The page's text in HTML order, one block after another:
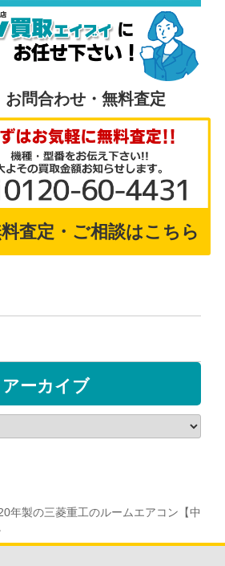
年製の三菱重工のルームエアコン【中
お問合わせ・無料査定
査定・ご相談はこちら
アーカイブ